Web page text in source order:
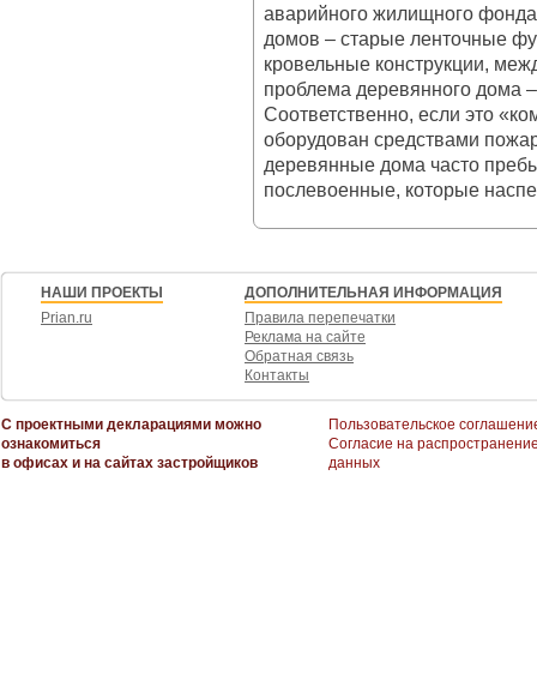
аварийного жилищного
домов – старые ленточные
кровельные конструкции,
проблема деревянного дома
Соответственно, если это
оборудован средствами
деревянные дома часто
послевоенные, которые
НАШИ ПРОЕКТЫ
Prian.ru
ДОПОЛНИТЕЛЬНАЯ ИНФОРМАЦИЯ
Правила перепечатки
Реклама на сайте
Обратная связь
Контакты
С проектными декларациями можно
ознакомиться
в офисах и на сайтах застройщиков
Пользовательское
Согласие на
данных